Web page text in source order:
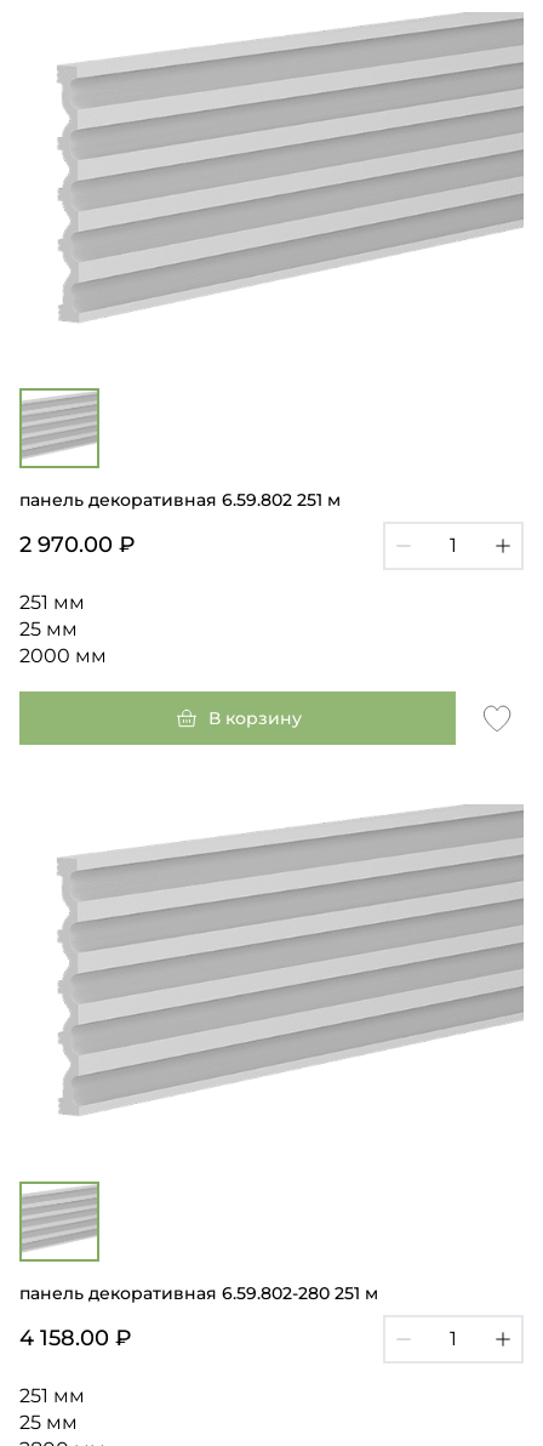
панель декоративная 6.59.802 251 м
2 970.00 ₽
251 мм
25 мм
2000 мм
В корзину
панель декоративная 6.59.802-280 251 м
4 158.00 ₽
251 мм
25 мм